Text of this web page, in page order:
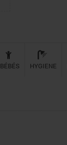
BÉBÉS HYGIENE